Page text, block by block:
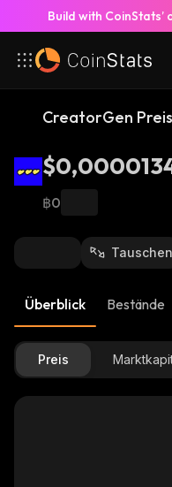
Build with CoinStats’
CreatorGen Preis
฿0
Tauschen
Überblick Bestände
Preis